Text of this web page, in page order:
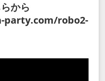
から
robo2-